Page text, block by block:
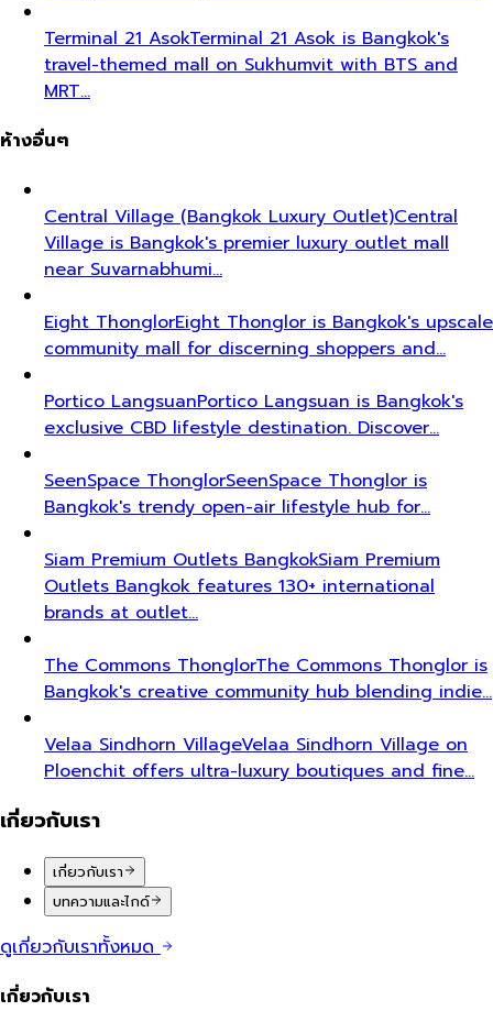
Terminal 21 AsokTerminal 21 Asok is Bangkok's
travel-themed mall on Sukhumvit with BTS and
MRT…
ห้างอื่นๆ
Central Village (Bangkok Luxury Outlet)Central
Village is Bangkok's premier luxury outlet mall
near Suvarnabhumi…
Eight ThonglorEight Thonglor is Bangkok's upscale
community mall for discerning shoppers and…
Portico LangsuanPortico Langsuan is Bangkok's
exclusive CBD lifestyle destination. Discover…
SeenSpace ThonglorSeenSpace Thonglor is
Bangkok's trendy open-air lifestyle hub for…
Siam Premium Outlets BangkokSiam Premium
Outlets Bangkok features 130+ international
brands at outlet…
The Commons ThonglorThe Commons Thonglor is
Bangkok's creative community hub blending indie…
Velaa Sindhorn VillageVelaa Sindhorn Village on
Ploenchit offers ultra-luxury boutiques and fine…
เกี่ยวกับเรา
เกี่ยวกับเรา
บทความและไกด์
ดูเกี่ยวกับเราทั้งหมด
เกี่ยวกับเรา